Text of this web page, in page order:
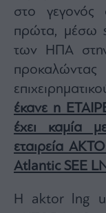
στο γεγονός
πρώτα, μέσω
των ΗΠΑ
έκανε η
έχει καμία
εταιρεία
Atlantic SEE
Η aktor lng